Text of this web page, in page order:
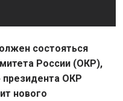
состояться
России (ОКР),
ОКР
нового